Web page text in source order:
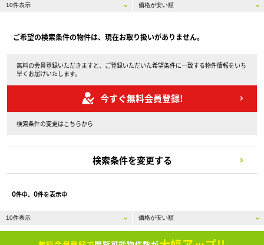
ご希望の検索条件の物件は、現在お取り扱いがありません。
無料の会員登録いただきますと、ご登録いただいた希望条件に一致する物件情報をいち
早くお届けいたします。
今すぐ無料会員登録!
検索条件の変更はこちらから
検索条件を変更する
0件中、 0件を表示中